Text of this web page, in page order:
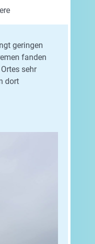
geringen
fanden
sehr
dort